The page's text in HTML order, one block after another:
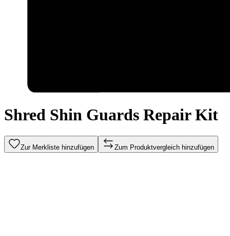
Shred Shin Guards Repair Kit
Zur Merkliste hinzufügen Zum Produktvergleich hinzufügen